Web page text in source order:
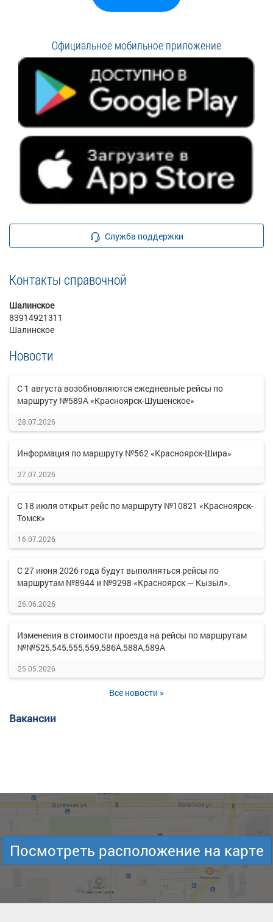
Официальное мобильное приложение
Служба поддержки
Контакты справочной
Шалинское
83914921311
Шалинское
Новости
С 1 августа возобновляются ежедневные рейсы по
маршруту №589А «Красноярск-Шушенское»
28.07.2026
Информация по маршруту №562 «Красноярск-Шира»
27.07.2026
С 18 июля открыт рейс по маршруту №10821 «Красноярск-
Томск»
16.07.2026
С 27 июня 2026 года будут выполняться рейсы по
маршрутам №8944 и №9298 «Красноярск — Кызыл».
26.06.2026
Изменения в стоимости проезда на рейсы по маршрутам
№№525,545,555,559,586А,588А,589А
25.05.2026
Все новости »
Вакансии
Посмотреть расположение на карте